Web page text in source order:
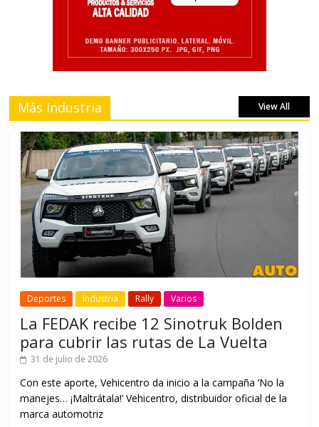
Más Industria View All
Deportes Industria Rally Varios
La FEDAK recibe 12 Sinotruk Bolden
para cubrir las rutas de La Vuelta
31 de julio de 2026
Con este aporte, Vehicentro da inicio a la campaña ‘No la
manejes… ¡Maltrátala!’ Vehicentro, distribuidor oficial de la
marca automotriz